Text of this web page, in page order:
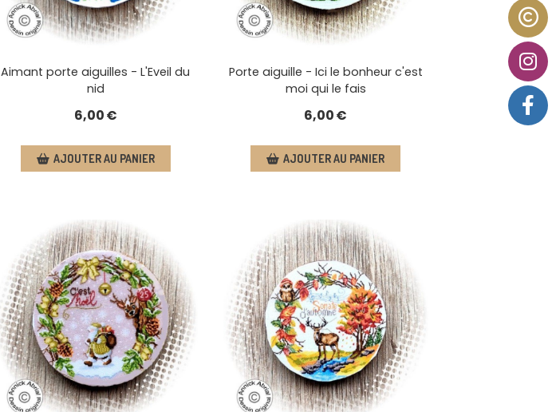
Aimant porte aiguilles - L'Eveil du
nid
6,00€
AJOUTER AU PANIER
Porte aiguille - Ici le bonheur c'est
moi qui le fais
6,00€
AJOUTER AU PANIER